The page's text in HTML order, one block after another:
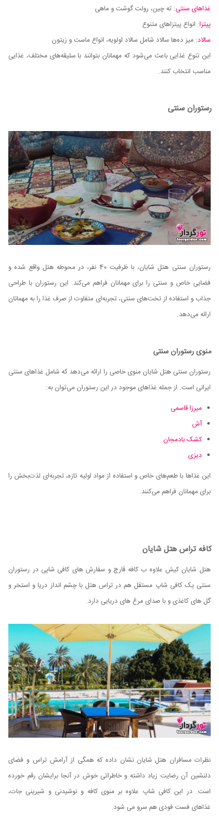
غذاهای سنتی: ته چین، رولت گوشت و ماهی
پیتزا: انواع پیتزاهای متنوع
سالاد: میز ده‌ها سالاد شامل سالاد اولویه، انواع ماست و زیتون
این تنوع غذایی باعث می‌شود که مهمانان بتوانند با سلیقه‌های مختلف، غذایی
مناسب انتخاب کنند.
رستوران سنتی
رستوران سنتی هتل شایان، با ظرفیت 40 نفر، در محوطه هتل واقع شده و
فضایی خاص و سنتی را برای مهمانان فراهم می‌کند. این رستوران با طراحی
جذاب و استفاده از تخت‌های سنتی، تجربه‌ای متفاوت از صرف غذا را به مهمانان
ارائه می‌دهد.
منوی رستوران سنتی
رستوران سنتی هتل شایان منوی خاصی را ارائه می‌دهد که شامل غذاهای سنتی
ایرانی است. از جمله غذاهای موجود در این رستوران می‌توان به:
میرزا قاسمی
آش
کشک بادمجان
دیزی
این غذاها با طعم‌های خاص و استفاده از مواد اولیه تازه، تجربه‌ای لذت‌بخش را
برای مهمانان فراهم می‌کنند.
کافه تراس هتل شایان
هتل شایان کیش علاوه ب کافه قارچ و سفارش های کافی شاپی در رستوران
سنتی یک کافی شاپ مستقل هم در تراس هتل با چشم انداز دریا و استخر و
گل های کاغذی و با صدای مرغ های دریایی دارد.
نظرات مسافران هتل شایان نشان داده که همگی از آرامش تراس و فضای
دلنشین آن رضایت زیاد داشته و خاطراتی خوش در آنجا برایشان رقم خورده
است. در این کافی شاپ علاوه بر منوی کافه و نوشیدنی و شیرینی جات،
غذاهای فست فودی هم سرو می شود.